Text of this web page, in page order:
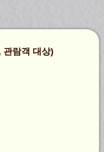
관람객 대상)